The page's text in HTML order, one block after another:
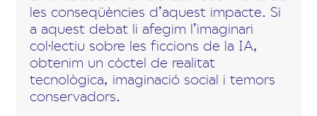
les conseqüències d’aquest impacte. Si
a aquest debat li afegim l’imaginari
col·lectiu sobre les ficcions de la IA,
obtenim un còctel de realitat
tecnològica, imaginació social i temors
conservadors.